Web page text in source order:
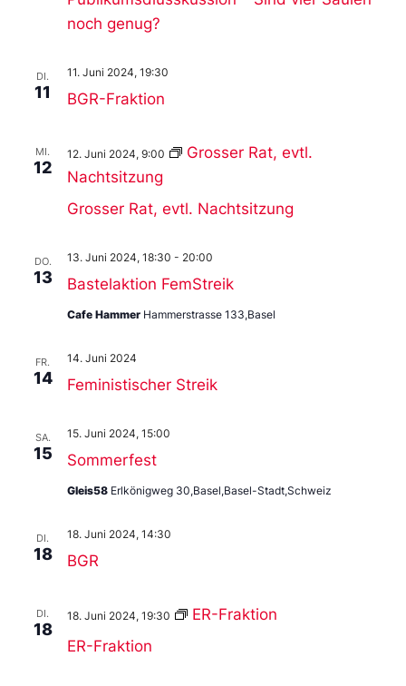
noch genug?
DI.
11 BGR-Fraktion
11. Juni 2024, 19:30
MI.
12
Grosser Rat, evtl. Nachtsitzung
12. Juni 2024, 9:00
Grosser Rat, evtl.
Nachtsitzung
DO.
13 Bastelaktion FemStreik
13. Juni 2024, 18:30 - 20:00
Cafe Hammer Hammerstrasse 133,Basel
FR.
14 Feministischer Streik
14. Juni 2024
SA.
15 Sommerfest
15. Juni 2024, 15:00
Gleis58 Erlkönigweg 30,Basel,Basel-Stadt,Schweiz
DI.
18 BGR
18. Juni 2024, 14:30
DI.
18
ER-Fraktion
18. Juni 2024, 19:30 ER-Fraktion